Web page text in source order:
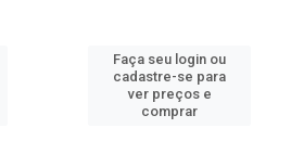
Faça seu login ou
cadastre-se para
ver preços e
comprar